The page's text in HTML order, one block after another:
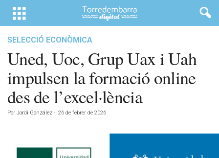
SELECCIÓ ECONÒMICA
Uned, Uoc, Grup Uax i Uah
impulsen la formació online
des de l’excel·lència
Por Jordi González - 26 de febrer de 2026